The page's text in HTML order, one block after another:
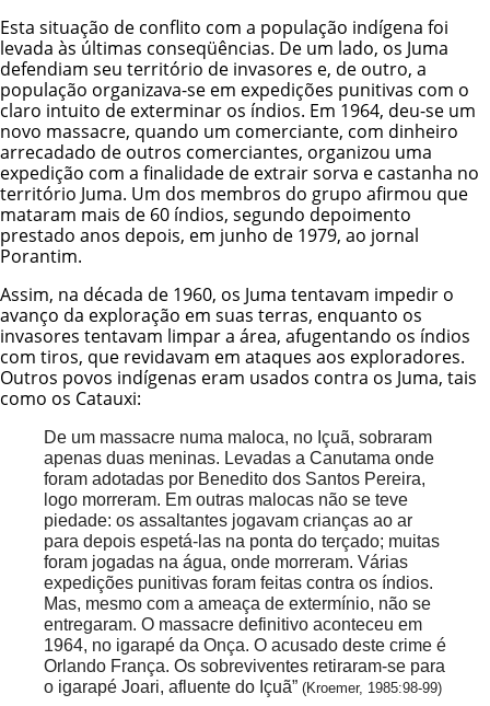
Esta situação de conflito com a população indígena foi
levada às últimas conseqüências. De um lado, os Juma
defendiam seu território de invasores e, de outro, a
população organizava-se em expedições punitivas com o
claro intuito de exterminar os índios. Em 1964, deu-se um
novo massacre, quando um comerciante, com dinheiro
arrecadado de outros comerciantes, organizou uma
expedição com a finalidade de extrair sorva e castanha no
território Juma. Um dos membros do grupo afirmou que
mataram mais de 60 índios, segundo depoimento
prestado anos depois, em junho de 1979, ao jornal
Porantim.
Assim, na década de 1960, os Juma tentavam impedir o
avanço da exploração em suas terras, enquanto os
invasores tentavam limpar a área, afugentando os índios
com tiros, que revidavam em ataques aos exploradores.
Outros povos indígenas eram usados contra os Juma, tais
como os Catauxi:
De um massacre numa maloca, no Içuã, sobraram
apenas duas meninas. Levadas a Canutama onde
foram adotadas por Benedito dos Santos Pereira,
logo morreram. Em outras malocas não se teve
piedade: os assaltantes jogavam crianças ao ar
para depois espetá-las na ponta do terçado; muitas
foram jogadas na água, onde morreram. Várias
expedições punitivas foram feitas contra os índios.
Mas, mesmo com a ameaça de extermínio, não se
entregaram. O massacre definitivo aconteceu em
1964, no igarapé da Onça. O acusado deste crime é
Orlando França. Os sobreviventes retiraram-se para
o igarapé Joari, afluente do Içuã” (Kroemer, 1985:98-99)